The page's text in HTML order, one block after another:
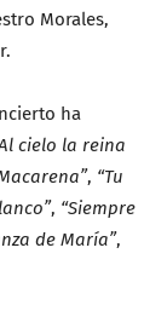
Morales,
ha
cielo la reina
, “Tu
, “Siempre
de María”,